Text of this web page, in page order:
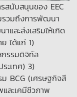
สนับสนุนของ EEC
รวมถึงการพัฒนา
และส่งเสริมให้เกิด
ได้แก่ 1)
รรมดิจิทัล
ะเทศ) 3)
BCG (เศรษฐกิจสี
ละเคมีชีวภาพ